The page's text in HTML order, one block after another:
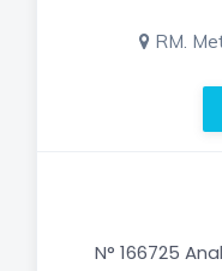
RM.
N° 166725